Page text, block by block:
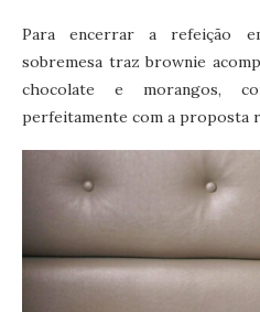
Para encerrar a refeição
sobremesa traz brownie
chocolate e morangos,
perfeitamente com a proposta